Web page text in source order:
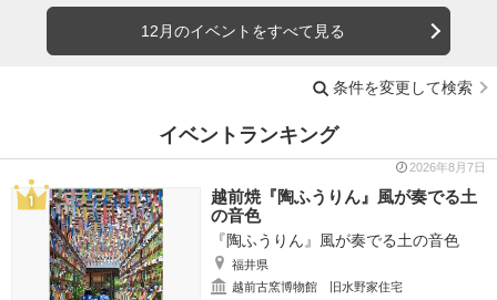
12月のイベントをすべて見る
条件を変更して検索
イベントランキング
2026年8月7日
越前焼『陶ふうりん』風が奏でる土
の音色
『陶ふうりん』風が奏でる土の音色
福井県
越前古窯博物館 旧水野家住宅